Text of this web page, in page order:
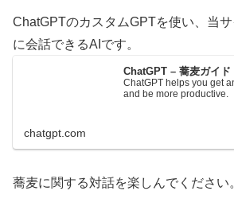
ChatGPTのカスタムGPTを使い、当
に会話できるAIです。
ChatGPT – 蕎麦ガイド
ChatGPT helps you get
and be more productive.
chatgpt.com
蕎麦に関する対話を楽しんでください